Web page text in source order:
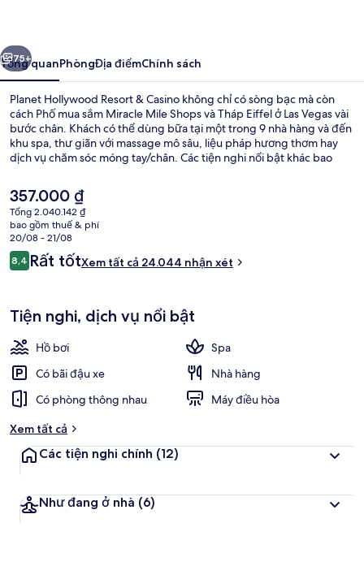
Casino
Tiếp
75+
Tổng quanPhòngĐịa điểmChính sách
Planet Hollywood Resort & Casino không chỉ có sòng bạc mà còn
cách Phố mua sắm Miracle Mile Shops và Tháp Eiffel ở Las Vegas vài
bước chân. Khách có thể dùng bữa tại một trong 9 nhà hàng và đến
khu spa, thư giãn với massage mô sâu, liệu pháp hương thơm hay
dịch vụ chăm sóc móng tay/chân. Các tiện nghi nổi bật khác bao
thao phục vụ 24 giờ. Vị trí trung tâm và vị trí gần thắng cảnh địa
phương là những điều ghi dấu ấn trong lòng du khách. Dịch vụ giao
thông công cộng chỉ cách một quãng đi bộ ngắn: cách Ga Ballys
and Paris Las Vegas Monorail 11 phút và Ga Flamingo - Caesars Palace
Monorail 11 phút.
Giá
hiện
tại
là
357.000 ₫
357.000 ₫
Tổng 2.040.142 ₫
bao gồm thuế & phí
20/08 - 21/08
Nhận
xét
8,48,4 trên 10,
Rất tốtXem tất cả 24.044 nhận xét
Tiện nghi, dịch vụ nổi bật
Hồ bơi
Spa
Có bãi đậu xe
Nhà hàng
Có phòng thông nhau
Máy điều hòa
Xem tất cả
Các tiện nghi chính (12)
Như đang ở nhà (6)